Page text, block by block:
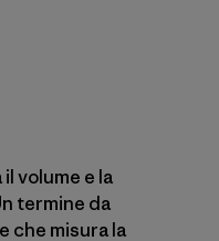
volume e la
termine da
che misura la